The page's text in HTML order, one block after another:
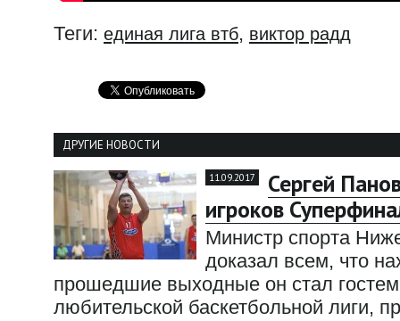
Теги: единая лига втб, виктор радд
ДРУГИЕ НОВОСТИ
11.09.2017
Сергей
игроков
Министр спорта
доказал всем, что
прошедшие выходные он стал
любительской баскетбольной лиги,